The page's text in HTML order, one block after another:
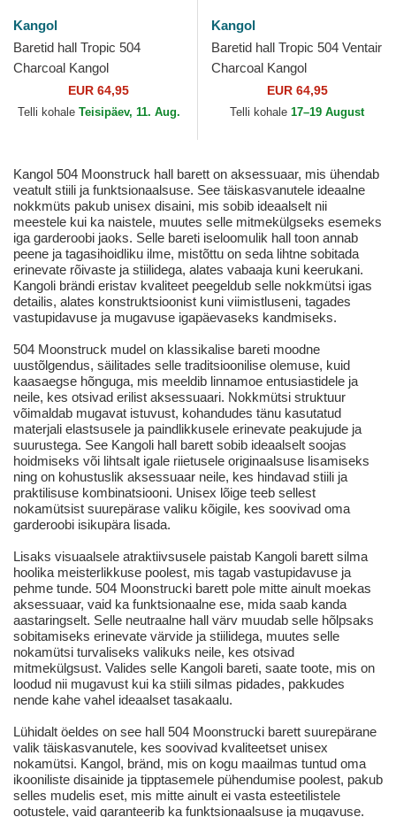
Kangol
Baretid hall Tropic 504
Charcoal Kangol
EUR 64,95
Telli kohale Teisipäev, 11. Aug.
Kangol
Baretid hall Tropic 504 Ventair
Charcoal Kangol
EUR 64,95
Telli kohale 17–19 August
Kangol 504 Moonstruck hall barett on aksessuaar, mis ühendab
veatult stiili ja funktsionaalsuse. See täiskasvanutele ideaalne
nokkmüts pakub unisex disaini, mis sobib ideaalselt nii
meestele kui ka naistele, muutes selle mitmekülgseks esemeks
iga garderoobi jaoks. Selle bareti iseloomulik hall toon annab
peene ja tagasihoidliku ilme, mistõttu on seda lihtne sobitada
erinevate rõivaste ja stiilidega, alates vabaaja kuni keerukani.
Kangoli brändi eristav kvaliteet peegeldub selle nokkmütsi igas
detailis, alates konstruktsioonist kuni viimistluseni, tagades
vastupidavuse ja mugavuse igapäevaseks kandmiseks.
504 Moonstruck mudel on klassikalise bareti moodne
uustõlgendus, säilitades selle traditsioonilise olemuse, kuid
kaasaegse hõnguga, mis meeldib linnamoe entusiastidele ja
neile, kes otsivad erilist aksessuaari. Nokkmütsi struktuur
võimaldab mugavat istuvust, kohandudes tänu kasutatud
materjali elastsusele ja paindlikkusele erinevate peakujude ja
suurustega. See Kangoli hall barett sobib ideaalselt soojas
hoidmiseks või lihtsalt igale riietusele originaalsuse lisamiseks
ning on kohustuslik aksessuaar neile, kes hindavad stiili ja
praktilisuse kombinatsiooni. Unisex lõige teeb sellest
nokamütsist suurepärase valiku kõigile, kes soovivad oma
garderoobi isikupära lisada.
Lisaks visuaalsele atraktiivsusele paistab Kangoli barett silma
hoolika meisterlikkuse poolest, mis tagab vastupidavuse ja
pehme tunde. 504 Moonstrucki barett pole mitte ainult moekas
aksessuaar, vaid ka funktsionaalne ese, mida saab kanda
aastaringselt. Selle neutraalne hall värv muudab selle hõlpsaks
sobitamiseks erinevate värvide ja stiilidega, muutes selle
nokamütsi turvaliseks valikuks neile, kes otsivad
mitmekülgsust. Valides selle Kangoli bareti, saate toote, mis on
loodud nii mugavust kui ka stiili silmas pidades, pakkudes
nende kahe vahel ideaalset tasakaalu.
Lühidalt öeldes on see hall 504 Moonstrucki barett suurepärane
valik täiskasvanutele, kes soovivad kvaliteetset unisex
nokamütsi. Kangol, bränd, mis on kogu maailmas tuntud oma
ikooniliste disainide ja tipptasemele pühendumise poolest, pakub
selles mudelis eset, mis mitte ainult ei vasta esteetilistele
ootustele, vaid garanteerib ka funktsionaalsuse ja mugavuse.